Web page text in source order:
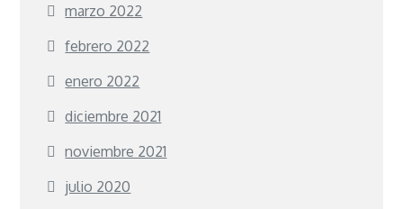
marzo 2022
febrero 2022
enero 2022
diciembre 2021
noviembre 2021
julio 2020